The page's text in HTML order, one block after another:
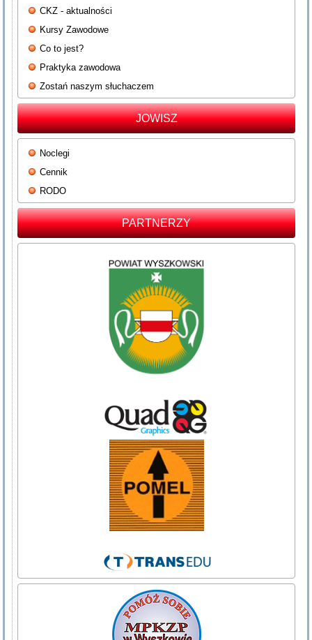
CKZ - aktualności
Kursy Zawodowe
Co to jest?
Praktyka zawodowa
Zostań naszym słuchaczem
JOWISZ
Noclegi
Cennik
RODO
PARTNERZY